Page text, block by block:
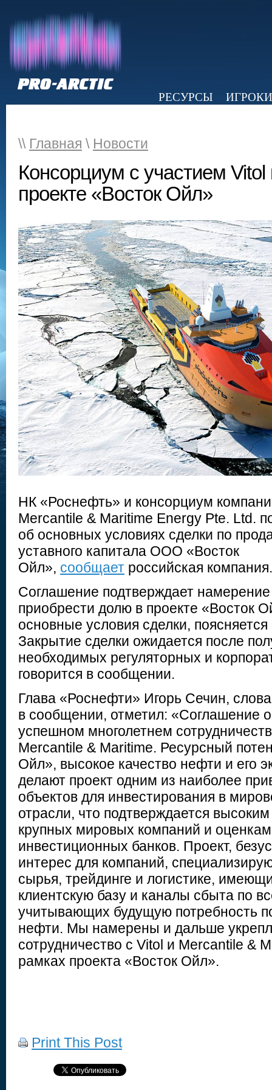
РЕСУРСЫ
ИГРОКИ
\\ Главная \ Новости
Консорциум с участием Vitol
проекте «Восток Ойл»
НК «Роснефть» и консорциум
Mercantile & Maritime Energy Pte. Ltd.
об основных условиях сделки по
уставного капитала ООО «Восток
Ойл», сообщает российская компания.
Соглашение подтверждает
приобрести долю в проекте «Восток
основные условия сделки,
Закрытие сделки ожидается после
необходимых регуляторных и
говорится в сообщении.
Глава «Роснефти» Игорь Сечин, слова
в сообщении, отметил: «Соглашение
успешном многолетнем
Mercantile & Maritime. Ресурсный
Ойл», высокое качество нефти и его
делают проект одним из наиболее
объектов для инвестирования в
отрасли, что подтверждается
крупных мировых компаний и
инвестиционных банков. Проект,
интерес для компаний,
сырья, трейдинге и логистике,
клиентскую базу и каналы сбыта по
учитывающих будущую потребность
нефти. Мы намерены и дальше
сотрудничество с Vitol и Mercantile &
рамках проекта «Восток Ойл».
Print This Post